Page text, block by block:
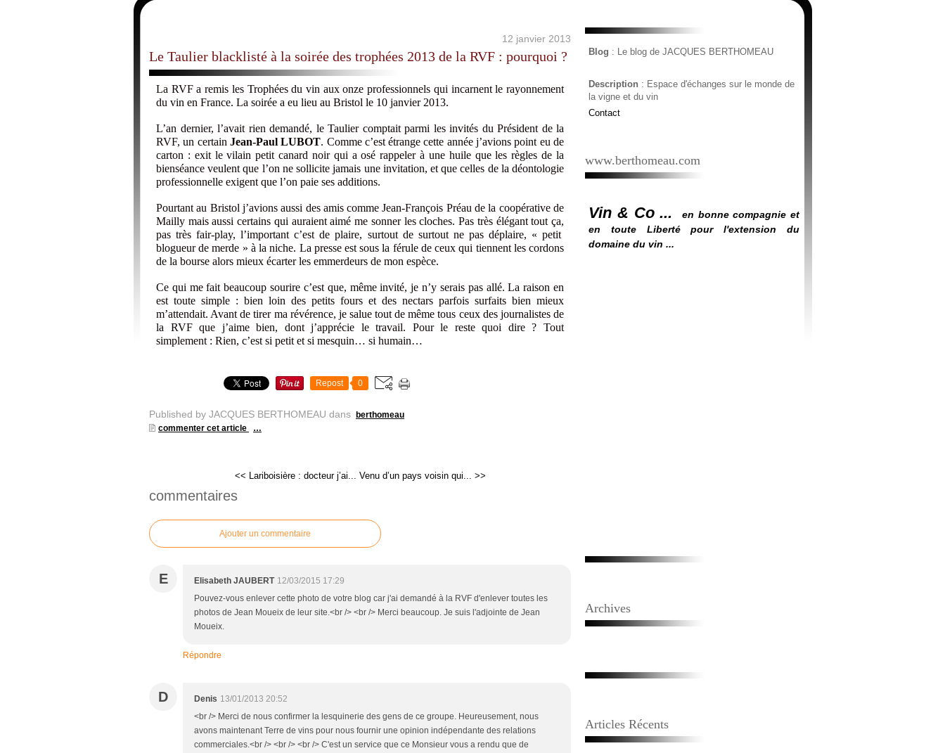
12 janvier 2013
Le Taulier blacklisté à la soirée des trophées 2013 de la RVF : pourquoi ?
La RVF a remis les Trophées du vin aux onze professionnels qui incarnent le rayonnement
du vin en France. La soirée a eu lieu au Bristol le 10 janvier 2013.
L’an dernier, l’avait rien demandé, le Taulier comptait parmi les invités du Président de la
RVF, un certain Jean-Paul LUBOT. Comme c’est étrange cette année j’avions point eu de
carton : exit le vilain petit canard noir qui a osé rappeler à une huile que les règles de la
bienséance veulent que l’on ne sollicite jamais une invitation, et que celles de la déontologie
professionnelle exigent que l’on paie ses additions.
Pourtant au Bristol j’avions aussi des amis comme Jean-François Préau de la coopérative de
Mailly mais aussi certains qui auraient aimé me sonner les cloches. Pas très élégant tout ça,
pas très fair-play, l’important c’est de plaire, surtout de surtout ne pas déplaire, « petit
blogueur de merde » à la niche. La presse est sous la férule de ceux qui tiennent les cordons
de la bourse alors mieux écarter les emmerdeurs de mon espèce.
Ce qui me fait beaucoup sourire c’est que, même invité, je n’y serais pas allé. La raison en
est toute simple : bien loin des petits fours et des nectars parfois surfaits bien mieux
m’attendait. Avant de tirer ma révérence, je salue tout de même tous ceux des journalistes de
la RVF que j’aime bien, dont j’apprécie le travail. Pour le reste quoi dire ? Tout
simplement : Rien, c’est si petit et si mesquin… si humain…
Repost 0
Published by JACQUES BERTHOMEAU dans
berthomeau
commenter cet article
…
<< Lariboisière : docteur j’ai... Venu d’un pays voisin qui... >>
commentaires
Ajouter un commentaire
E Elisabeth JAUBERT 12/03/2015 17:29
Pouvez-vous enlever cette photo de votre blog car j'ai demandé à la RVF d'enlever toutes les
photos de Jean Moueix de leur site.<br /> <br /> Merci beaucoup. Je suis l'adjointe de Jean
Moueix.
Répondre
D Denis 13/01/2013 20:52
<br /> Merci de nous confirmer la lesquinerie des gens de ce groupe. Heureusement, nous
avons maintenant Terre de vins pour nous fournir une opinion indépendante des relations
commerciales.<br /> <br /> <br /> C'est un service que ce Monsieur vous a rendu que de
Blog : Le blog de JACQUES BERTHOMEAU
Description : Espace d'échanges sur le monde de
la vigne et du vin
Contact
www.berthomeau.com
Vin & Co ...
en bonne compagnie et
en toute Liberté pour l'extension du
domaine du vin ...
Archives
Articles Récents